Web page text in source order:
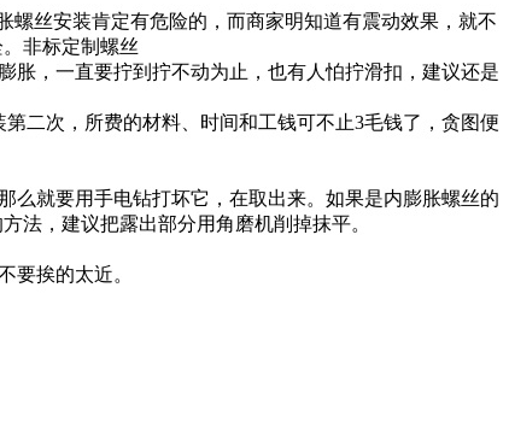
丝安装肯定有危险的，而商家明知道有震动效果，就不
非标定制螺丝
，一直要拧到拧不动为止，也有人怕拧滑扣，建议还是
二次，所费的材料、时间和工钱可不止3毛钱了，贪图便
么就要用手电钻打坏它，在取出来。如果是内膨胀螺丝的
法，建议把露出部分用角磨机削掉抹平。
要挨的太近。